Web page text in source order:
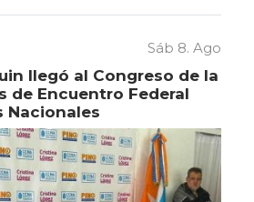
Sáb 8. Ago
llegó al Congreso de la
de Encuentro Federal
Nacionales